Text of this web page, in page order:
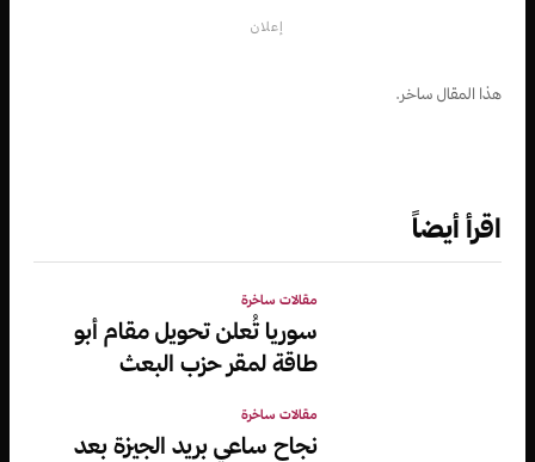
إعلان
هذا المقال ساخر.
اقرأ أيضاً
مقالات ساخرة
سوريا تُعلن تحويل مقام أبو
طاقة لمقر حزب البعث
مقالات ساخرة
نجاح ساعي بريد الجيزة بعد